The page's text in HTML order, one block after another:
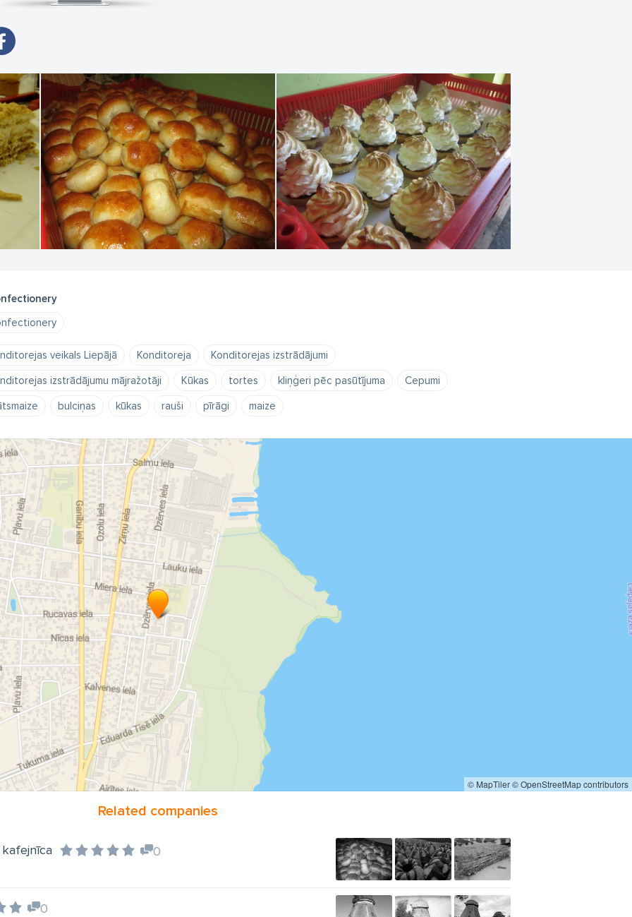
veikals Liepājā Konditoreja
Konditorejas izstrādājumi
izstrādājumu mājražotāji
Kūkas tortes kliņģeri pēc pasūtījuma
Cepumi
bulciņas kūkas rauši pīrāgi maize
© MapTiler© OpenStreetMap contributors
Related companies
0
0